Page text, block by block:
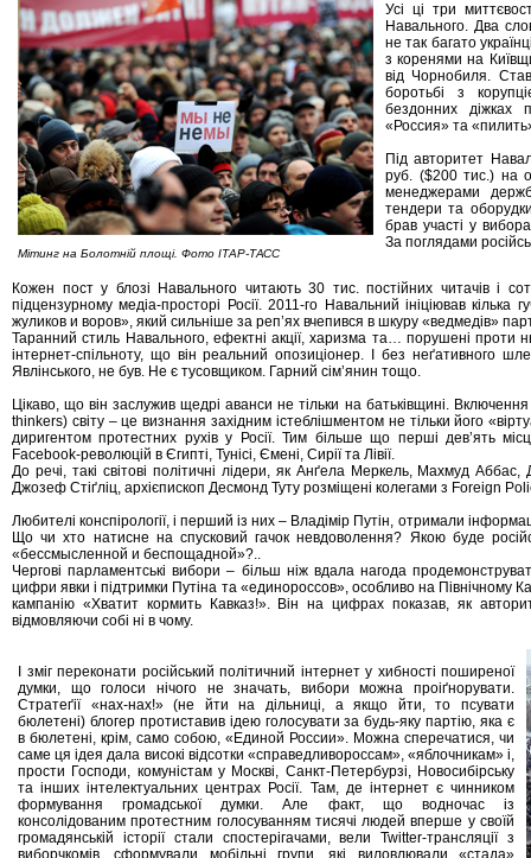
Усі ці три
Навального. Два
не так багато
з коренями на
від Чорнобиля.
боротьбі з
бездонних діжках
«Россия» та
Під авторитет
руб. ($200 тис.) на
менеджерами
тендери та
брав участі у
За поглядами
Мітинг на Болотній площі. Фото ІТАР-ТАСС
Кожен пост у блозі Навального читають 30 тис. постійних читачів і
підцензурному медіа-просторі Росії. 2011-го Навальний ініціював
жуликов и воров», який сильніше за реп’ях вчепився в шкуру «ведмедів»
Таранний стиль Навального, ефектні акції, харизма та… порушені проти
інтернет-спільноту, що він реальний опозиціонер. І без неґативного
Явлінського, не був. Не є тусовщиком. Гарний сім’янин тощо.
Цікаво, що він заслужив щедрі аванси не тільки на батьківщині.
thinkers) світу – це визнання західним істеблішментом не тільки його
диригентом протестних рухів у Росії. Тим більше що перші дев’ять
Facebook-революцій в Єгипті, Тунісі, Ємені, Сирії та Лівії.
До речі, такі світові політичні лідери, як Анґела Меркель, Махмуд
Джозеф Стіґліц, архієпископ Десмонд Туту розміщені колегами з Foreign
Любителі конспірології, і перший із них – Владімір Путін, отримали
Що чи хто натисне на спусковий гачок невдоволення? Якою буде
«бессмысленной и беспощадной»?..
Чергові парламентські вибори – більш ніж вдала нагода
цифри явки і підтримки Путіна та «единороссов», особливо на Північному
кампанію «Хватит кормить Кавказ!». Він на цифрах показав, як
відмовляючи собі ні в чому.
І зміг переконати російський політичний інтернет у хибності поширеної
думки, що голоси нічого не значать, вибори можна проіґнорувати.
Стратеґії «нах-нах!» (не йти на дільниці, а якщо йти, то псувати
бюлетені) блогер протиставив ідею голосувати за будь-яку партію, яка є
в бюлетені, крім, само собою, «Единой России». Можна сперечатися, чи
саме ця ідея дала високі відсотки «справедливороссам», «яблочникам» і,
прости Господи, комуністам у Москві, Санкт-Петербурзі, Новосибірську
та інших інтелектуальних центрах Росії. Там, де інтернет є чинником
формування громадської думки. Але факт, що водночас із
консолідованим протестним голосуванням тисячі людей вперше у своїй
громадянській історії стали спостерігачами, вели Twitter-трансляції з
виборчкомів, сформували мобільні групи, які виловлювали «стада»